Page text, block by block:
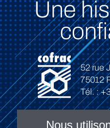
Une
52 rue
75012
Tél. :
Nous